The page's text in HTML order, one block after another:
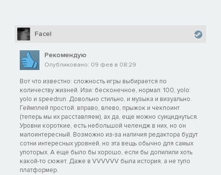
Facel
Рекомендую
Опубликовано: 09 фев в 08:29
Вот что известно: сложность игры выбирается по
количеству жизней. Изи: бесконечное, нормал: 100, yolo:
yolo и speedrun. Довольно стильно, и музыка и визуально.
Геймплей простой: вправо, влево, прыжок и чекпоинт
(теперь мы их расставляем), ах да, еще можно суициднуться.
Уровни короткие, есть небольшой челендж в них, но он
малоинтересный. Возможно из-за наличия редактора будут
сотни интересных уровней, но эта вещь обычно для самых
употорых. А еще было бы хорошо, если бы допилили хоть
какой-то сюжет. Даже в VVVVVV была история, а не тупо
платформер.